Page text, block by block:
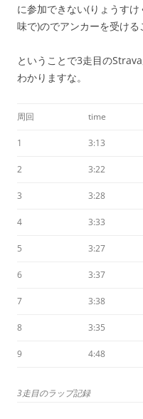
に参加できない(りょうす
味で)のでアンカーを受ける
ということで3走目の
わかりますな。
周回 time
1 3:13
2 3:22
3 3:28
4 3:33
5 3:27
6 3:37
7 3:38
8 3:35
9 4:48
3走目のラップ記録